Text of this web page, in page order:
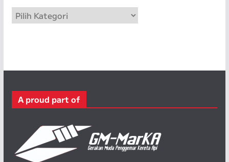
p
a
r
A proud part of